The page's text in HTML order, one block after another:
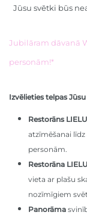
Jūsu svētki būs
Jubilāram dāvanā
personām!*
Izvēlieties telpas
Restorāns
atzīmēšanai
personām.
Restorāna
vieta ar plašu
nozīmīgiem
Panorāma